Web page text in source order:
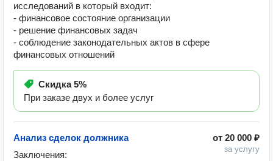
исследований в который входит:
- финансовое состояние организации
- решение финансовых задач
- соблюдение законодательных актов в сфере
финансовых отношений
Скидка5%
При заказе двух и более услуг
от 20 000 ₽
за услугу
Анализ сделок должника
Заключения: